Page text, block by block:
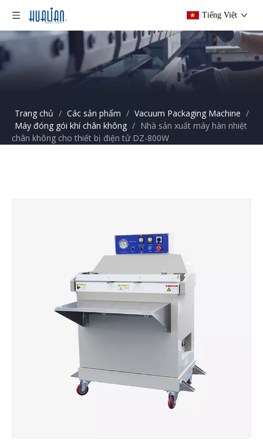
Tiếng Việt
Trang chủ / Các sản phẩm / Vacuum Packaging Machine /
Máy đóng gói khí chân không / Nhà sản xuất máy hàn nhiệt
chân không cho thiết bị điện tử DZ-800W